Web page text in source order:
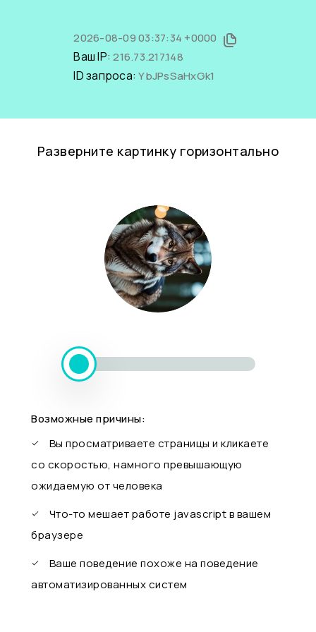
2026-08-09 03:37:34 +0000
Ваш IP:216.73.217.148
ID запроса:YbJPsSaHxGk1
Разверните картинку горизонтально
Возможные причины:
Вы просматриваете страницы и кликаете
со скоростью, намного превышающую
ожидаемую от человека
Что-то мешает работе javascript в вашем
браузере
Ваше поведение похоже на поведение
автоматизированных систем